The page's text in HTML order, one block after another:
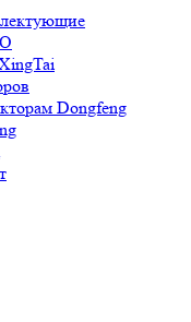
Dongfeng